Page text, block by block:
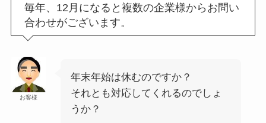
毎年、12月になると複数の企業様からお問い
合わせがございます。
お客様
年末年始は休むのですか？
それとも対応してくれるのでしょ
うか？